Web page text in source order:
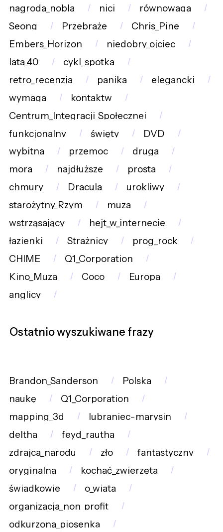
nagroda_nobla
nici
równowaga
Seong
Przebraże
Chris_Pine
Embers_Horizon
niedobry_ojciec
lata_40
cykl_spotka
retro_recenzja
panika
elegancki
wymaga
kontaktw
Centrum_Integracji_Społecznej
funkcjonalny
święty
DVD
wybitna
przemoc
druga
mora
najdłuższe
prosta
chmury
Dracula
urokliwy
starożytny_Rzym
muza
wstrząsający
hejt_w_internecie
łazienki
Strażnicy
prog_rock
CHIME
Q1_Corporation
Kino_Muza
Coco
Europa
anglicy
Ostatnio wyszukiwane frazy
Brandon_Sanderson
Polska
naukę
Q1_Corporation
mapping_3d
lubraniec-marysin
deltha
feyd_rautha
zdrajca_narodu
zło
fantastyczny
oryginalna
kochać_zwierzęta
świadkowie
o_wiata
organizacja_non_profit
odkurzona_piosenka